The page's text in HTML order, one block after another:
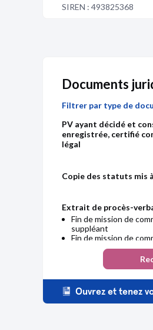
SIREN : 493825368
Documents
Filtrer par type de
PV ayant décidé et
enregistrée, certifié
légal
Copie des statuts mis
Extrait de procès-
Fin de mission de
suppléant
Fin de mission de
Décision(s) de
Transfert du siège
Crespin du Gast
Modification(s)
Ouvrez et tenez